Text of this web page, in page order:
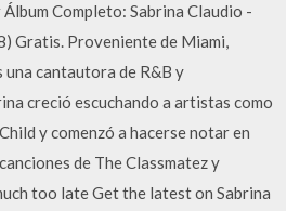
Completo: Sabrina Claudio -
Gratis. Proveniente de Miami,
una cantautora de R&B y
creció escuchando a artistas como
y comenzó a hacerse notar en
de The Classmatez y
too late Get the latest on Sabrina